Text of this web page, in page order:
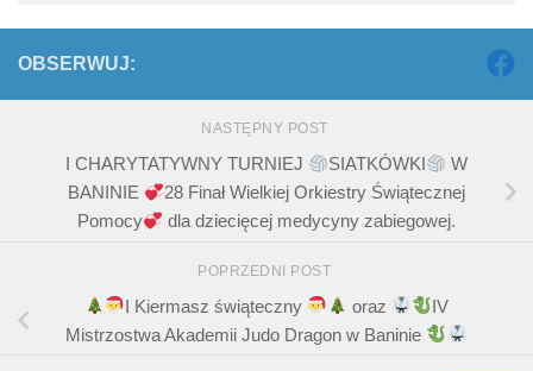
OBSERWUJ:
NASTĘPNY POST
I CHARYTATYWNY TURNIEJ SIATKÓWKI
W
BANINIE
28 Finał Wielkiej Orkiestry Świątecznej
Pomocy
dla dziecięcej medycyny zabiegowej.
POPRZEDNI POST
I Kiermasz świąteczny oraz
IV
Mistrzostwa Akademii Judo Dragon w Baninie